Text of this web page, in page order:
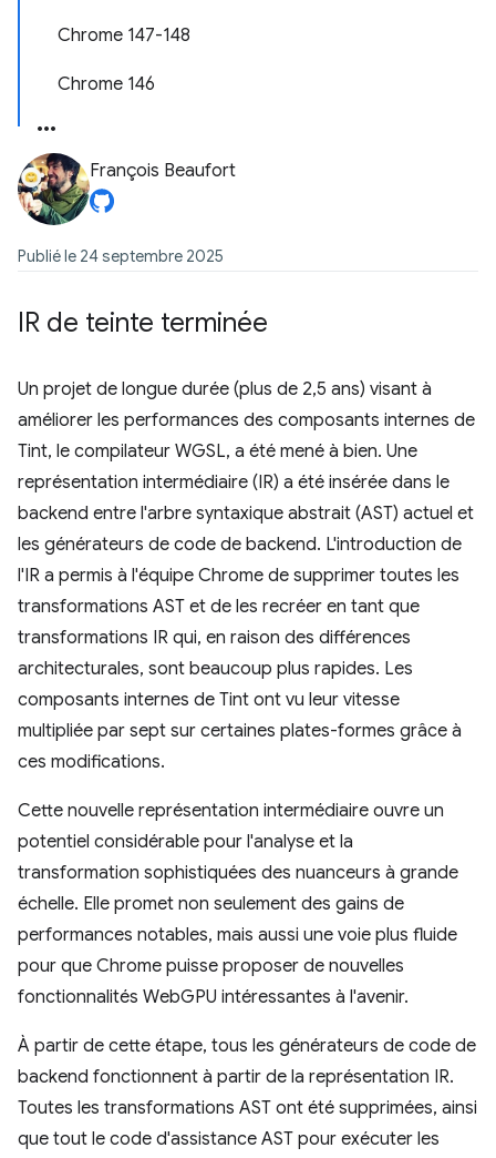
Chrome 147-148
Chrome 146
François Beaufort
Publié le 24 septembre 2025
IR de teinte terminée
Un projet de longue durée (plus de 2,5 ans) visant à
améliorer les performances des composants internes de
Tint, le compilateur WGSL, a été mené à bien. Une
représentation intermédiaire (IR) a été insérée dans le
backend entre l'arbre syntaxique abstrait (AST) actuel et
les générateurs de code de backend. L'introduction de
l'IR a permis à l'équipe Chrome de supprimer toutes les
transformations AST et de les recréer en tant que
transformations IR qui, en raison des différences
architecturales, sont beaucoup plus rapides. Les
composants internes de Tint ont vu leur vitesse
multipliée par sept sur certaines plates-formes grâce à
ces modifications.
Cette nouvelle représentation intermédiaire ouvre un
potentiel considérable pour l'analyse et la
transformation sophistiquées des nuanceurs à grande
échelle. Elle promet non seulement des gains de
performances notables, mais aussi une voie plus fluide
pour que Chrome puisse proposer de nouvelles
fonctionnalités WebGPU intéressantes à l'avenir.
À partir de cette étape, tous les générateurs de code de
backend fonctionnent à partir de la représentation IR.
Toutes les transformations AST ont été supprimées, ainsi
que tout le code d'assistance AST pour exécuter les